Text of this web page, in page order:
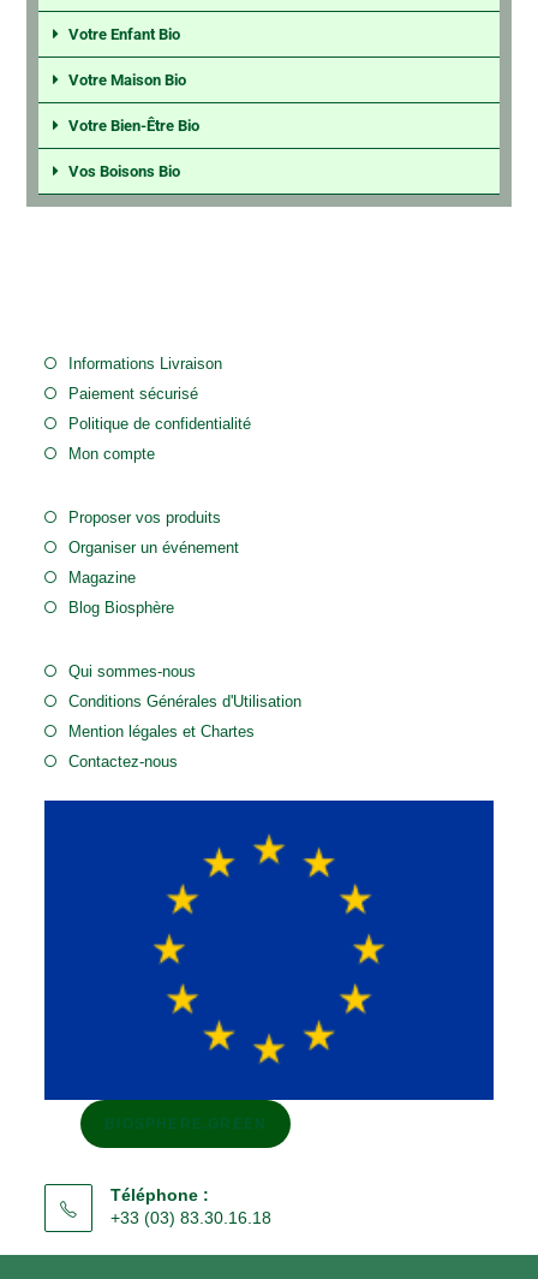
Votre Enfant Bio
Votre Maison Bio
Votre Bien-Être Bio
Vos Boisons Bio
Informations Livraison
Paiement sécurisé
Politique de confidentialité
Mon compte
Proposer vos produits
Organiser un événement
Magazine
Blog Biosphère
Qui sommes-nous
Conditions Générales d'Utilisation
Mention légales et Chartes
Contactez-nous
BIOSPHERE.GREEN
Téléphone :
+33 (03) 83.30.16.18